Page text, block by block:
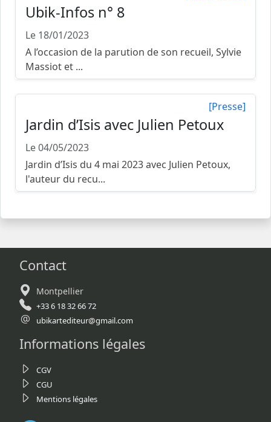
Ubik-Infos n° 8
Le 18/01/2023
A l’occasion de la parution de son recueil, Sylvie
Massiot et ...
[Presse]
Jardin d’Isis avec Julien Petoux
Le 04/05/2023
Jardin d’Isis du 4 mai 2023 avec Julien Petoux,
l'auteur du recu...
Contact
Montpellier
+33 6 18 32 66 72
ubikartediteur@gmail.com
Informations légales
CGV
CGU
Mentions légales